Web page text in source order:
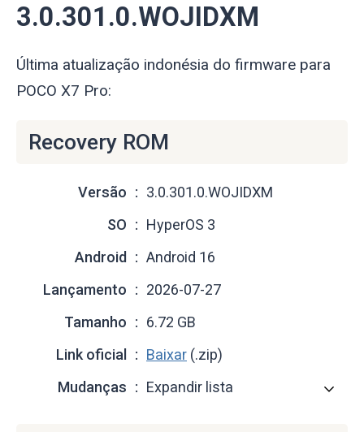
3.0.301.0.WOJIDXM
Última atualização indonésia do firmware para
POCO X7 Pro:
Recovery ROM
Versão
3.0.301.0.WOJIDXM
SO
HyperOS 3
Android
Android 16
Lançamento
2026-07-27
Tamanho
6.72 GB
Link oficial
Baixar (.zip)
Mudanças
Expandir lista